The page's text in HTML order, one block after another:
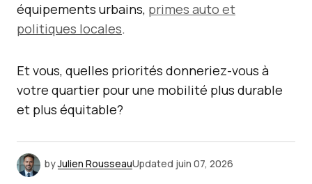
équipements urbains, primes auto et
politiques locales.
Et vous, quelles priorités donneriez-vous à
votre quartier pour une mobilité plus durable
et plus équitable?
byJulien RousseauUpdated juin 07, 2026